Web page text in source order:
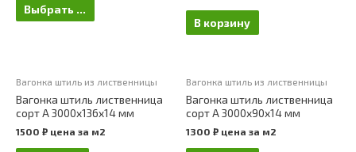
Выбрать ...
В корзину
Вагонка штиль из лиственницы
Вагонка штиль лиственница
сорт А 3000х136х14 мм
1500 ₽ цена за м2
Вагонка штиль из лиственницы
Вагонка штиль лиственница
сорт А 3000х90х14 мм
1300 ₽ цена за м2